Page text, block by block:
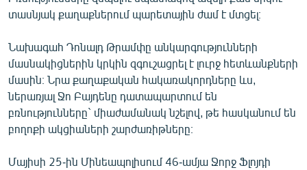
«Ազատության» բոլոր կայքերը
տասնյակ քաղաքներում պարետային ժամ է մտցել։
Նախագահ Դոնալդ Թրամփը անկարգությունների
մասնակիցներին կրկին զգուշացրել է լուրջ հետևանքների
մասին։ Նրա քաղաքական հակառակորդները ևս,
ներառյալ Ջո Բայդենը դատապարտում են
բռնությունները` միաժամանակ նշելով, թե հասկանում են
բողոքի ակցիաների շարժառիթները։
Մայիսի 25-ին Մինեապոլիսում 46-ամյա Ջորջ Ֆլոյդի